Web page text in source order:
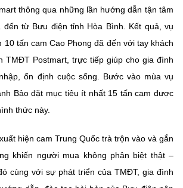
thông qua những lần hướng dẫn tận tâm
đến từ Bưu điện tỉnh Hòa Bình. Kết quả, vụ
10 tấn cam Cao Phong đã đến với tay khách
TMĐT Postmart, trực tiếp giúp cho gia đình
ổn định cuộc sống. Bước vào mùa vụ
Bảo đặt mục tiêu ít nhất 15 tấn cam được
thức này.
hiện cam Trung Quốc trà trộn vào và gắn
khiến người mua không phân biệt thật –
cùng với sự phát triển của TMĐT, gia đình